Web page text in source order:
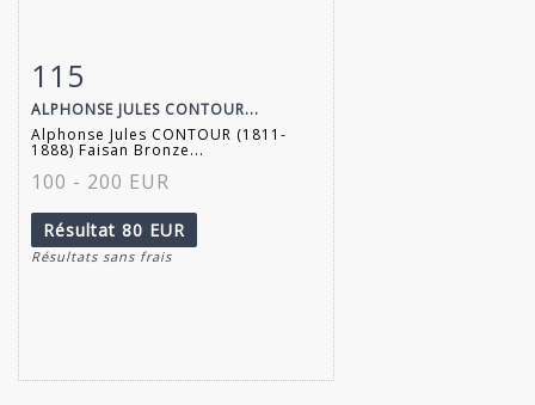
Fiche détaillée
115
ALPHONSE JULES CONTOUR...
Alphonse Jules CONTOUR (1811-
1888) Faisan Bronze...
100 - 200 EUR
Résultat 80 EUR
Résultats sans frais